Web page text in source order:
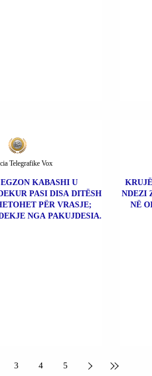
KABASHI U
PASI DISA DITËSH
PËR VRASJE;
NGA PAKUJDESIA.
Telegrafike Vox
NDEZI
NË
3 4 5